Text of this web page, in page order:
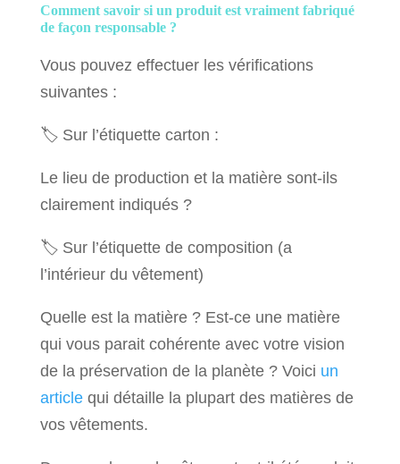
Comment savoir si un produit est vraiment fabriqué
de façon responsable ?
Vous pouvez effectuer les vérifications
suivantes :
🏷 Sur l’étiquette carton :
Le lieu de production et la matière sont-ils
clairement indiqués ?
🏷 Sur l’étiquette de composition (a
l’intérieur du vêtement)
Quelle est la matière ? Est-ce une matière
qui vous parait cohérente avec votre vision
de la préservation de la planète ? Voici un
articlequi détaille la plupart des matières de
vos vêtements.